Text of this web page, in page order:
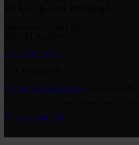
026 - 389 89 00
Inschrijven nieuwsbrief
Privacy statement